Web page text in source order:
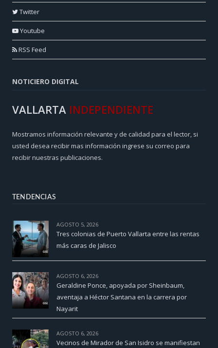
Twitter
Youtube
RSS Feed
NOTICIERO DIGITAL
VALLARTA INDEPENDIENTE
Mostramos información relevante y de calidad para el lector, si
usted desea recibir mas información ingrese su correo para
recibir nuestras publicaciones.
TENDENCIAS
AGOSTO 5, 2026
Tres colonias de Puerto Vallarta entre las rentas
más caras de Jalisco
AGOSTO 6, 2026
Geraldine Ponce, apoyada por Sheinbaum,
aventaja a Héctor Santana en la carrera por
Nayarit
AGOSTO 6, 2026
Vecinos de Mirador de San Isidro se manifiestan